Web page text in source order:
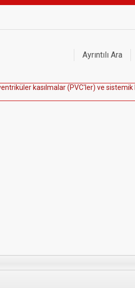
Ayrıntılı Ara
entrikü er kası ma ar(PVC' er) ve sistemik